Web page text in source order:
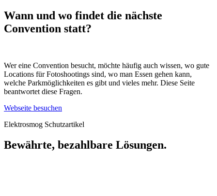
Wann und wo findet die nächste
Convention statt?
Wer eine Convention besucht, möchte häufig auch wissen, wo gute
Locations für Fotoshootings sind, wo man Essen gehen kann,
welche Parkmöglichkeiten es gibt und vieles mehr. Diese Seite
beantwortet diese Fragen.
Webseite besuchen
Elektrosmog Schutzartikel
Bewährte, bezahlbare Lösungen.